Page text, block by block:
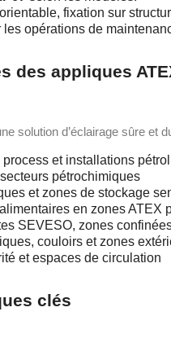
fixation sur
opérations de
des appliques
solution d’éclairage sûre et
et installations
pétrochimiques
et zones de stockage
en zones ATEX
SEVESO, zones
couloirs et zones
et espaces de circulation
clés